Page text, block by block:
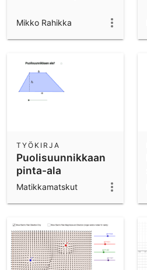
Mikko Rahikka
Puolisuunnikkaan
pinta-ala
TYÖKIRJA
Matikkamatskut